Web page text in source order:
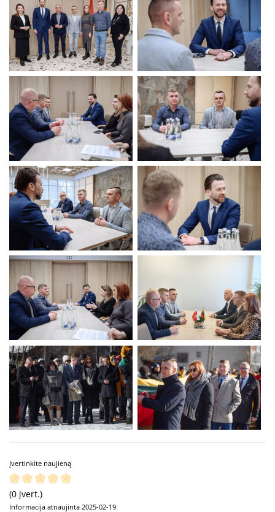
Įvertinkite naujieną
(0 įvert.)
Informacija atnaujinta 2025-02-19